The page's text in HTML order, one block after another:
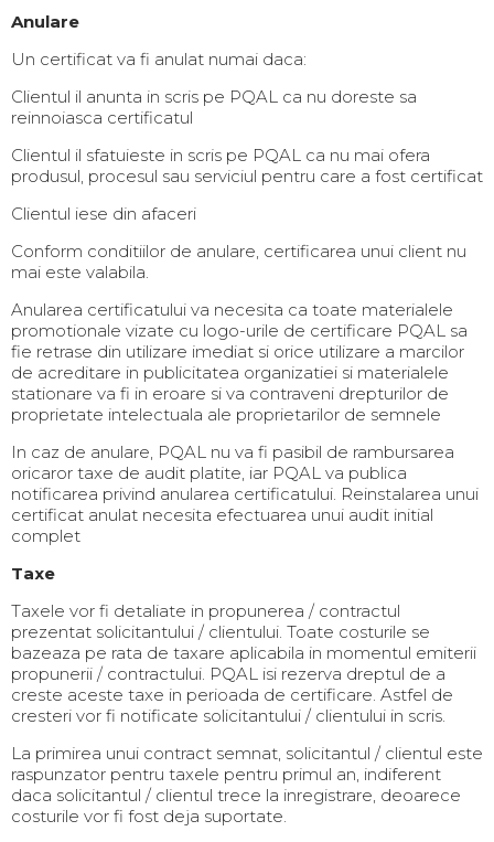
Anulare
Un certificat va fi anulat numai daca:
Clientul il anunta in scris pe PQAL ca nu doreste sa
reinnoiasca certificatul
Clientul il sfatuieste in scris pe PQAL ca nu mai ofera
produsul, procesul sau serviciul pentru care a fost certificat
Clientul iese din afaceri
Conform conditiilor de anulare, certificarea unui client nu
mai este valabila.
Anularea certificatului va necesita ca toate materialele
promotionale vizate cu logo-urile de certificare PQAL sa
fie retrase din utilizare imediat si orice utilizare a marcilor
de acreditare in publicitatea organizatiei si materialele
stationare va fi in eroare si va contraveni drepturilor de
proprietate intelectuala ale proprietarilor de semnele
In caz de anulare, PQAL nu va fi pasibil de rambursarea
oricaror taxe de audit platite, iar PQAL va publica
notificarea privind anularea certificatului. Reinstalarea unui
certificat anulat necesita efectuarea unui audit initial
complet
Taxe
Taxele vor fi detaliate in propunerea / contractul
prezentat solicitantului / clientului. Toate costurile se
bazeaza pe rata de taxare aplicabila in momentul emiterii
propunerii / contractului. PQAL isi rezerva dreptul de a
creste aceste taxe in perioada de certificare. Astfel de
cresteri vor fi notificate solicitantului / clientului in scris.
La primirea unui contract semnat, solicitantul / clientul este
raspunzator pentru taxele pentru primul an, indiferent
daca solicitantul / clientul trece la inregistrare, deoarece
costurile vor fi fost deja suportate.